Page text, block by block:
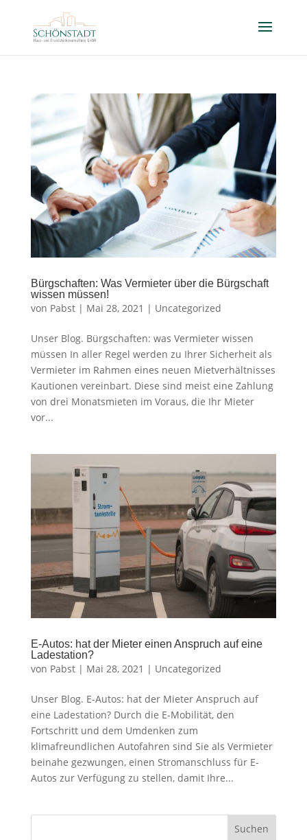
Bürgschaften: Was Vermieter über die Bürgschaft
wissen müssen!
von Pabst| Mai 28, 2021 | Uncategorized
Unser Blog. Bürgschaften: was Vermieter wissen
müssen In aller Regel werden zu Ihrer Sicherheit als
Vermieter im Rahmen eines neuen Mietverhältnisses
Kautionen vereinbart. Diese sind meist eine Zahlung
von drei Monatsmieten im Voraus, die Ihr Mieter
vor...
E-Autos: hat der Mieter einen Anspruch auf eine
Ladestation?
von Pabst| Mai 28, 2021 | Uncategorized
Unser Blog. E-Autos: hat der Mieter Anspruch auf
eine Ladestation? Durch die E-Mobilität, den
Fortschritt und dem Umdenken zum
klimafreundlichen Autofahren sind Sie als Vermieter
beinahe gezwungen, einen Stromanschluss für E-
Autos zur Verfügung zu stellen, damit Ihre...